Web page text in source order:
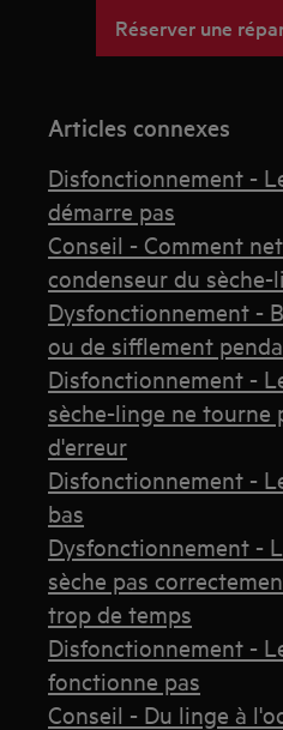
Réserver une
Articles connexes
Disfonctionnement -
démarre pas
Conseil - Comment
condenseur du sèche-
Dysfonctionnement -
ou de sifflement
Disfonctionnement -
sèche-linge ne tourne
d'erreur
Disfonctionnement -
bas
Dysfonctionnement -
sèche pas
trop de temps
Disfonctionnement -
fonctionne pas
Conseil - Du linge à